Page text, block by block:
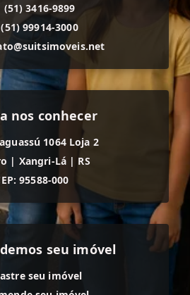
(51) 3416-9899
(51) 99914-3000
nos conhecer
1064 Loja 2
| Xangri-Lá | RS
95588-000
seu imóvel
seu imóvel